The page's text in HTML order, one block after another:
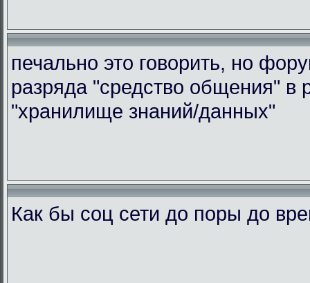
печально это говорить, но
разряда "средство общения" в
"хранилище знаний/данных"
Как бы соц сети до поры до